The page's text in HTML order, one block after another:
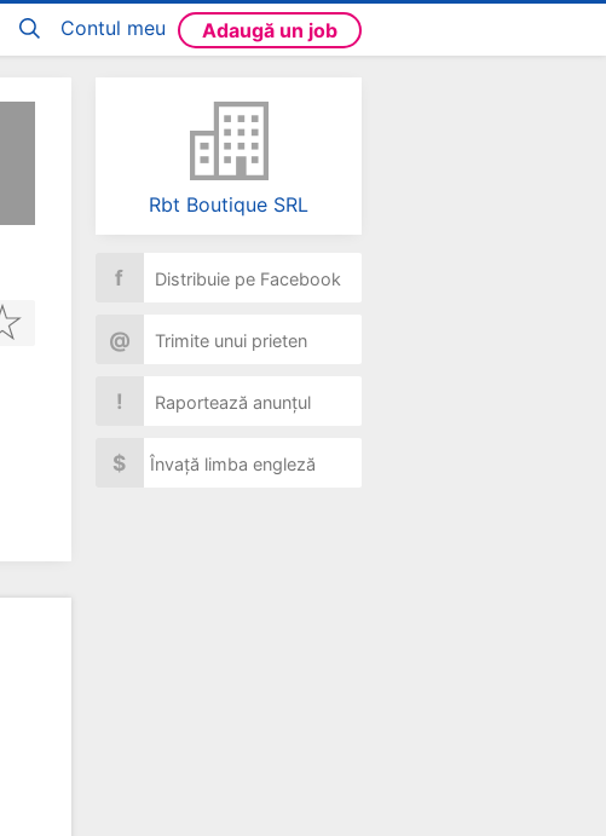
Contul meu Adaugă un job
Rbt Boutique SRL
f Distribuie pe Facebook
@ Trimite unui prieten
! Raportează anunțul
$ Învață limba engleză